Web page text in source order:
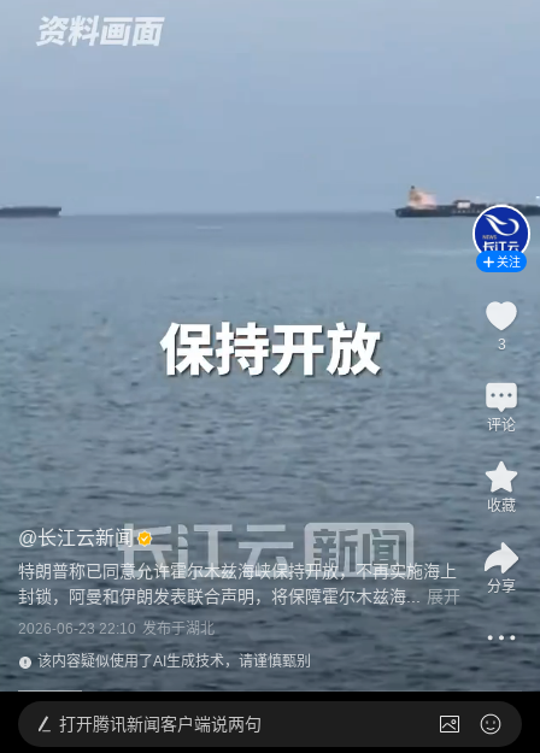
@长江云新闻
特朗普称已同意允许霍尔木兹海峡保持开放，不再实施海上
封锁，阿曼和伊朗发表联合声明，将保障霍尔木兹海...
展开
2026-06-23 22:10 发布于湖北
该内容疑似使用了AI生成技术，请谨慎甄别
关注
3
评论
收藏
分享
打开腾讯新闻客户端说两句